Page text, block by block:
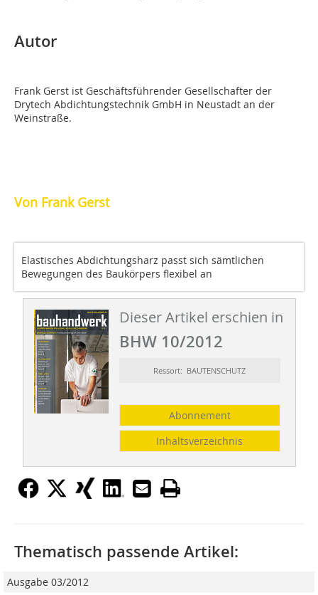
Autor
Frank Gerst ist Geschäftsführender Gesellschafter der
Drytech Abdichtungstechnik GmbH in Neustadt an der
Weinstraße.
Von Frank Gerst
Elastisches Abdichtungsharz passt sich sämtlichen
Bewegungen des Baukörpers flexibel an
Dieser Artikel erschien in
BHW 10/2012
Ressort: BAUTENSCHUTZ
Abonnement
Inhaltsverzeichnis
Thematisch passende Artikel:
Ausgabe 03/2012